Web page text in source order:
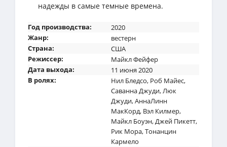
надежды в самые темные времена.
Год производства:
2020
Жанр:
вестерн
Страна:
США
Режиссер:
Майкл Фейфер
Дата выхода:
11 июня 2020
В ролях:
Нил Бледсо, Роб Майес,
Саванна Джуди,Люк
Джуди,АннаЛинн
МакКорд, Вэл Килмер,
Майкл Боуэн,Джей Пикетт,
Рик Мора,Тонанцин
Кармело